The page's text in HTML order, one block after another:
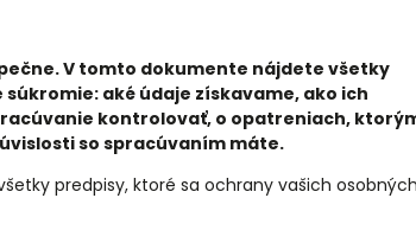
V tomto dokumente nájdete všetky
aké údaje získavame, ako ich
kontrolovať, o opatreniach,
so spracúvaním máte.
predpisy, ktoré sa ochrany vašich osobných